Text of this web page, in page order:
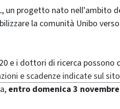
un progetto nato nell'ambito
la comunità Unibo
e i dottori di ricerca possono
e scadenze indicate sul sito
entro domenica 3 novembre